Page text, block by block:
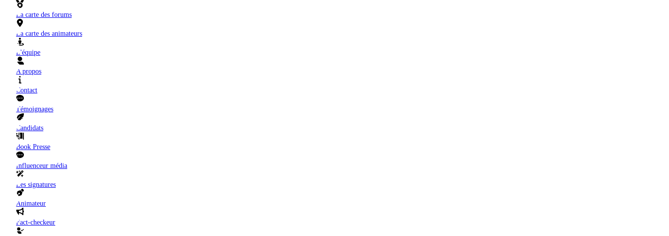
La carte des forums
La carte des animateurs
L'équipe
A propos
Contact
Témoignages
Candidats
Book Presse
Influenceur média
Les signatures
Animateur
Fact-checkeur